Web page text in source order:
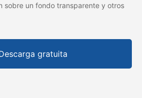
sobre un fondo transparente y otros
gratuita